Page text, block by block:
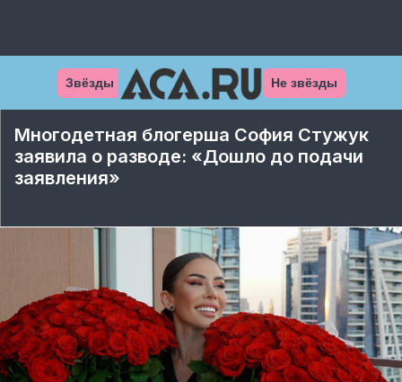
Звёзды Не звёзды
Многодетная блогерша София Стужук
заявила о разводе: «Дошло до подачи
заявления»